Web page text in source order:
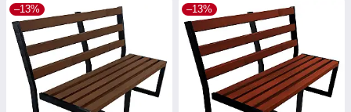
–13% –13%